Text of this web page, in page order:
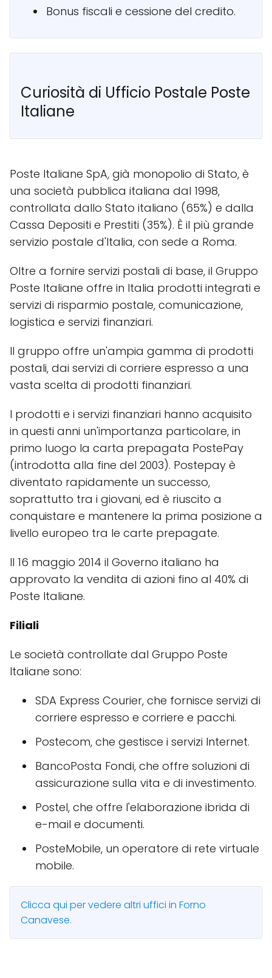
Bonus fiscali e cessione del credito.
Curiosità di Ufficio Postale Poste
Italiane
Poste Italiane SpA, già monopolio di Stato, è
una società pubblica italiana dal 1998,
controllata dallo Stato italiano (65%) e dalla
Cassa Depositi e Prestiti (35%). È il più grande
servizio postale d'Italia, con sede a Roma.
Oltre a fornire servizi postali di base, il Gruppo
Poste Italiane offre in Italia prodotti integrati e
servizi di risparmio postale, comunicazione,
logistica e servizi finanziari.
Il gruppo offre un'ampia gamma di prodotti
postali, dai servizi di corriere espresso a una
vasta scelta di prodotti finanziari.
I prodotti e i servizi finanziari hanno acquisito
in questi anni un'importanza particolare, in
primo luogo la carta prepagata PostePay
(introdotta alla fine del 2003). Postepay è
diventato rapidamente un successo,
soprattutto tra i giovani, ed è riuscito a
conquistare e mantenere la prima posizione a
livello europeo tra le carte prepagate.
Il 16 maggio 2014 il Governo italiano ha
approvato la vendita di azioni fino al 40% di
Poste Italiane.
Filiali
Le società controllate dal Gruppo Poste
Italiane sono:
SDA Express Courier, che fornisce servizi di
corriere espresso e corriere e pacchi.
Postecom, che gestisce i servizi Internet.
BancoPosta Fondi, che offre soluzioni di
assicurazione sulla vita e di investimento.
Postel, che offre l'elaborazione ibrida di
e-mail e documenti.
PosteMobile, un operatore di rete virtuale
mobile.
Clicca qui per vedere altri uffici in Forno
Canavese.